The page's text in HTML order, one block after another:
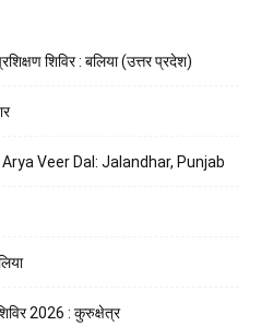
शिविर : बलिया (उत्तर प्रदेश)
Veer Dal: Jalandhar, Punjab
शिविर 2026 : कुरुक्षेत्र